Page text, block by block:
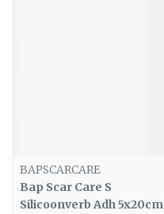
BAPSCARCARE
Bap Scar Care S
Silicoonverb Adh 5x20cm